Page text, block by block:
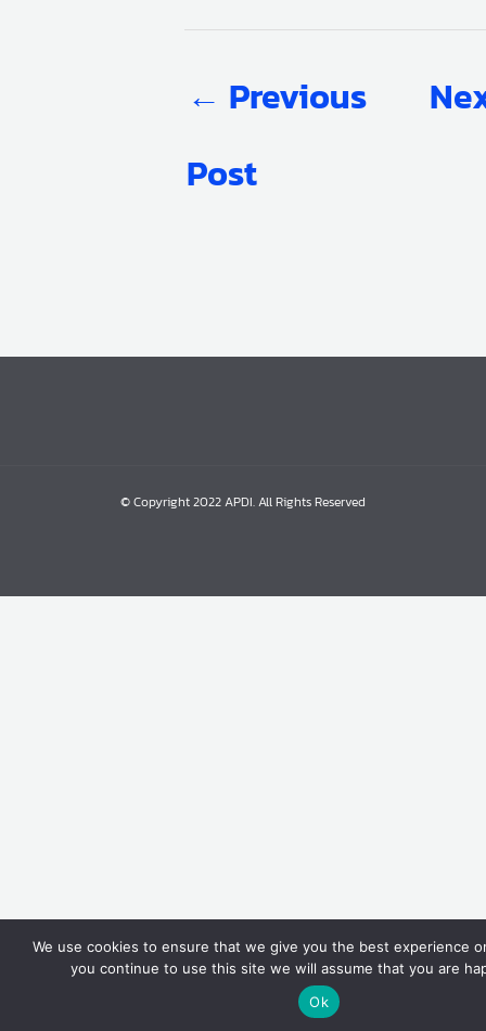
← Previous
Post
© Copyright 2022 APDI. All Rights Reserved
We use cookies to ensure that we give you the best experience
you continue to use this site we will assume that you are
Ok